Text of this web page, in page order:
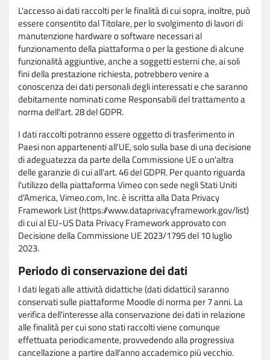
L'accesso ai dati raccolti per le finalità di cui sopra, inoltre, può
essere consentito dal Titolare, per lo svolgimento di lavori di
manutenzione hardware o software necessari al
funzionamento della piattaforma o per la gestione di alcune
funzionalità aggiuntive, anche a soggetti esterni che, ai soli
fini della prestazione richiesta, potrebbero venire a
conoscenza dei dati personali degli interessati e che saranno
debitamente nominati come Responsabili del trattamento a
norma dell'art. 28 del GDPR.
I dati raccolti potranno essere oggetto di trasferimento in
Paesi non appartenenti all'UE, solo sulla base di una decisione
di adeguatezza da parte della Commissione UE o un'altra
delle garanzie di cui all'art. 46 del GDPR. Per quanto riguarda
l'utilizzo della piattaforma Vimeo con sede negli Stati Uniti
d'America, Vimeo.com, Inc. è iscritta alla Data Privacy
Framework List (https://www.dataprivacyframework.gov/list)
di cui al EU-US Data Privacy Framework approvato con
Decisione della Commissione UE 2023/1795 del 10 luglio
2023.
Periodo di conservazione dei dati
I dati legati alle attività didattiche (dati didattici) saranno
conservati sulle piattaforme Moodle di norma per 7 anni. La
verifica dell'interesse alla conservazione dei dati in relazione
alle finalità per cui sono stati raccolti viene comunque
effettuata periodicamente, provvedendo alla progressiva
cancellazione a partire dall'anno accademico più vecchio.